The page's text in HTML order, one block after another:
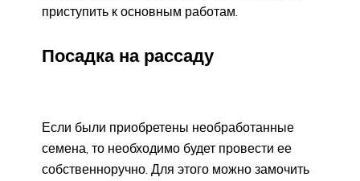
приступить к основным работам.
Посадка на рассаду
Если были приобретены необработанные
семена, то необходимо будет провести ее
собственноручно. Для этого можно замочить